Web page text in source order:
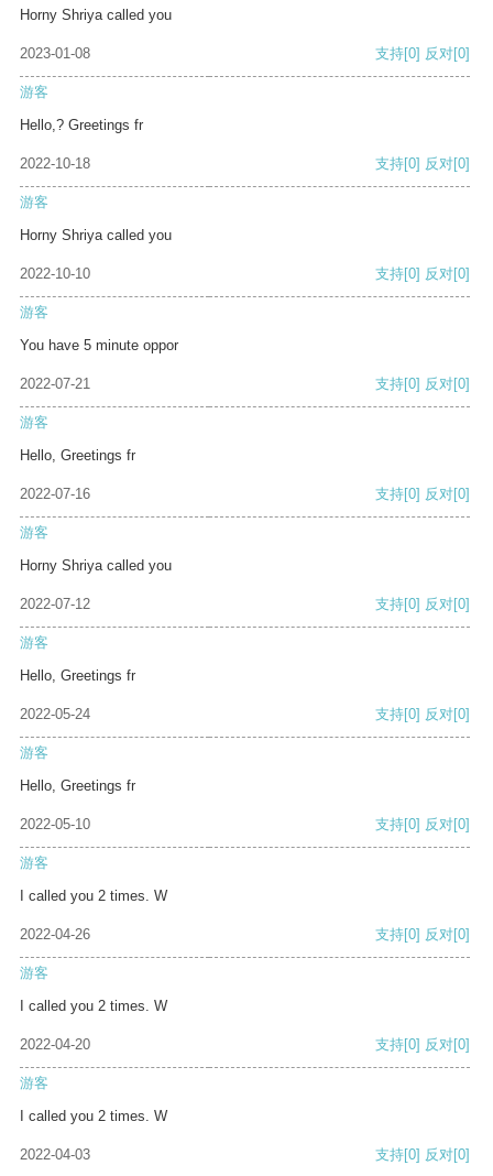
Horny Shriya called you
2023-01-08 支持[0] 反对[0]
游客
Hello,? Greetings fr
2022-10-18 支持[0] 反对[0]
游客
Horny Shriya called you
2022-10-10 支持[0] 反对[0]
游客
You have 5 minute oppor
2022-07-21 支持[0] 反对[0]
游客
Hello, Greetings fr
2022-07-16 支持[0] 反对[0]
游客
Horny Shriya called you
2022-07-12 支持[0] 反对[0]
游客
Hello, Greetings fr
2022-05-24 支持[0] 反对[0]
游客
Hello, Greetings fr
2022-05-10 支持[0] 反对[0]
游客
I called you 2 times. W
2022-04-26 支持[0] 反对[0]
游客
I called you 2 times. W
2022-04-20 支持[0] 反对[0]
游客
I called you 2 times. W
2022-04-03 支持[0] 反对[0]